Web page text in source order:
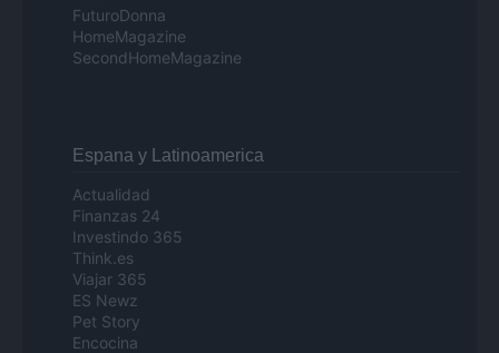
FuturoDonna
HomeMagazine
SecondHomeMagazine
Espana y Latinoamerica
Actualidad
Finanzas 24
Investindo 365
Think.es
Viajar 365
ES Newz
Pet Story
Encocina